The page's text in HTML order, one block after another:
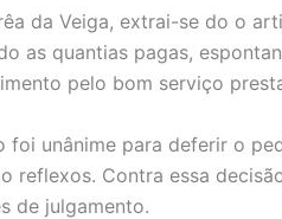
da Veiga, extrai-se do o
as quantias pagas,
pelo bom serviço
foi unânime para deferir o
reflexos. Contra essa
de julgamento.